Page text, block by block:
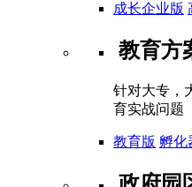
成长企业版
教育方
针对大专，
育实战问题
教育版 孵化